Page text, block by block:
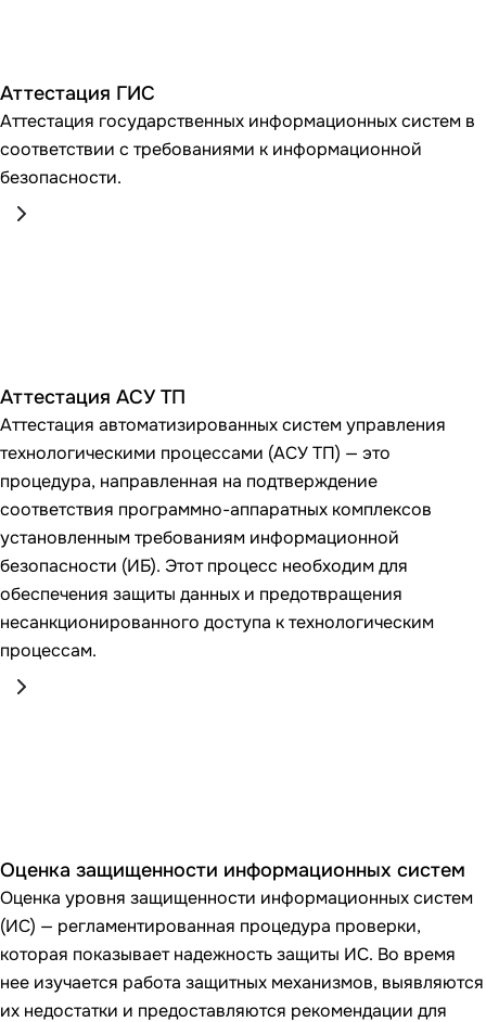
Аттестация ГИС
Аттестация государственных информационных систем в
соответствии с требованиями к информационной
безопасности.
Аттестация АСУ ТП
Аттестация автоматизированных систем управления
технологическими процессами (АСУ ТП) — это
процедура, направленная на подтверждение
соответствия программно-аппаратных комплексов
установленным требованиям информационной
безопасности (ИБ). Этот процесс необходим для
обеспечения защиты данных и предотвращения
несанкционированного доступа к технологическим
процессам.
Оценка защищенности информационных систем
Оценка уровня защищенности информационных систем
(ИС) — регламентированная процедура проверки,
которая показывает надежность защиты ИС. Во время
нее изучается работа защитных механизмов, выявляются
их недостатки и предоставляются рекомендации для